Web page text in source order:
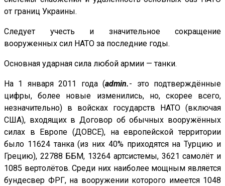
от границ Украины.
Следует учесть и значительное сокращение
вооруженных сил НАТО за последние годы.
Основная ударная сила любой армии — танки.
На 1 января 2011 года (admin.- это подтверждённые
цифры, более новые изменились, но, скорее всего,
незначительно) в войсках государств НАТО (включая
США), входящих в Договор об обычных вооружённых
силах в Европе (ДОВСЕ), на европейской территории
было 11624 танка (из них 40% приходятся на Турцию и
Грецию), 22788 ББМ, 13264 артсистемы, 3621 самолёт и
1085 вертолётов. Среди них наиболее мощным является
бундесвер ФРГ, на вооружении которого имеется 1048